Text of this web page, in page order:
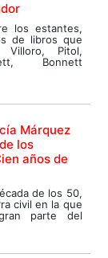
los estantes,
de libros que
Villoro, Pitol,
Bonnett
Márquez
los
años de
de los 50,
civil en la que
parte del